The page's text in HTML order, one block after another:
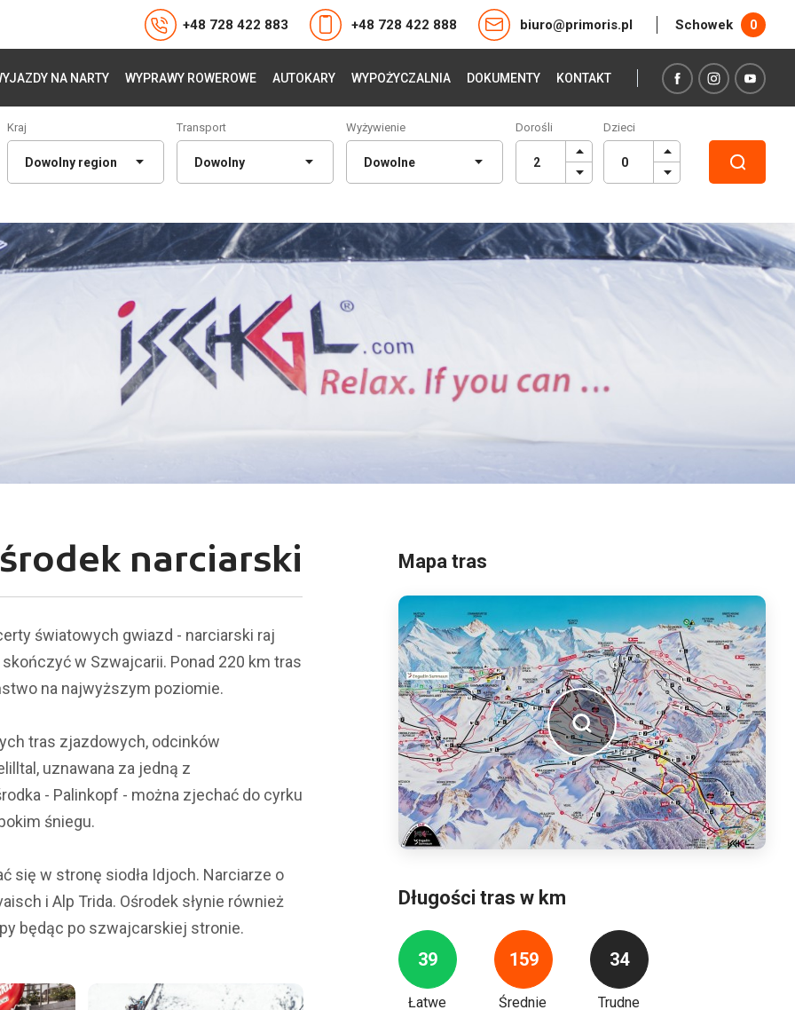
+48 728 422 883 +48 728 422 888 biuro@primoris.pl Schowek 0
NA NARTY WYPRAWY ROWEROWE AUTOKARY WYPOŻYCZALNIA DOKUMENTY KONTAKT
Kraj Transport Wyżywienie Dorośli Dzieci
narciarski
światowych gwiazd - narciarski raj
w Szwajcarii. Ponad 220 km tras
na najwyższym poziomie.
tras zjazdowych, odcinków
uznawana za jedną z
- Palinkopf - można zjechać do cyrku
śniegu.
się w stronę siodła Idjoch. Narciarze o
i Alp Trida. Ośrodek słynie również
będąc po szwajcarskiej stronie.
Mapa tras
Długości tras w km
39
Łatwe
159
Średnie
34
Trudne